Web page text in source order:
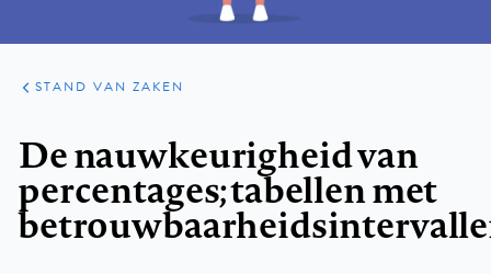
ARTIKELEN
PRAKTIJK
STAND VAN ZAKEN
De nauwkeurigheid van
percentages; tabellen met